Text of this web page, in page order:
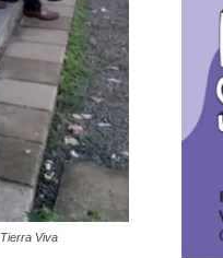
Viva